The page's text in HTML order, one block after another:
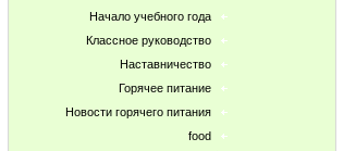
Начало учебного года
Классное руководство
Наставничество
Горячее питание
Новости горячего питания
food